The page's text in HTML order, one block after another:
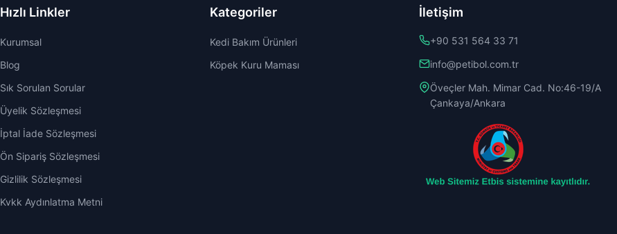
Hızlı Linkler
Kurumsal
Blog
Sık Sorulan Sorular
Üyelik Sözleşmesi
İptal İade Sözleşmesi
Ön Sipariş Sözleşmesi
Gizlilik Sözleşmesi
Kvkk Aydınlatma Metni
Kategoriler
Kedi Bakım Ürünleri
Köpek Kuru Maması
İletişim
+90 531 564 33 71
info@petibol.com.tr
Öveçler Mah. Mimar Cad. No:46-19/A
Çankaya/Ankara